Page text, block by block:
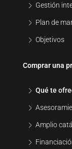
Gestión
Plan de
Objetivos
Comprar una
Qué te
Amplio